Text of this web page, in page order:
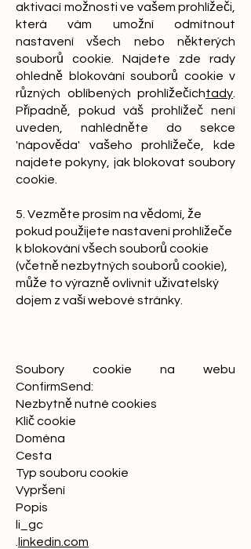
aktivací možnosti ve vašem prohlížeči,
která vám umožní odmítnout
nastavení všech nebo některých
souborů cookie. Najdete zde rady
ohledně blokování souborů cookie v
různých oblíbených prohlížečíchtady
Případně, pokud váš prohlížeč není
uveden, nahlédněte do sekce
'nápověda' vašeho prohlížeče, kde
najdete pokyny, jak blokovat soubory
cookie.
5. Vezměte prosím na vědomí, že
pokud použijete nastavení prohlížeče
k blokování všech souborů cookie
(včetně nezbytných souborů cookie),
může to výrazně ovlivnit uživatelský
dojem z vaší webové stránky.
Soubory cookie na webu
ConfirmSend:
Nezbytně nutné cookies
Klíč cookie
Doména
Cesta
Typ souboru cookie
Vypršení
Popis
li_gc
linkedin.com